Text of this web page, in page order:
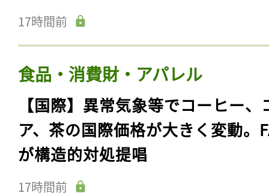
17時間前
食品・消費財・アパレル
【国際】異常気象等でコーヒー、
ア、茶の国際価格が大きく変動。
が構造的対処提唱
17時間前